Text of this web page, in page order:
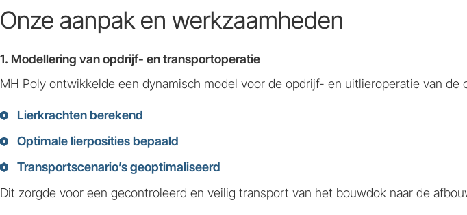
Onze aanpak en werkzaamheden
1. Modellering van opdrijf- en transportoperatie
MH Poly ontwikkelde een dynamisch model voor de opdrijf- en uitlieroperatie van de
Lierkrachten berekend
Optimale lierposities bepaald
Transportscenario’s geoptimaliseerd
Dit zorgde voor een gecontroleerd en veilig transport van het bouwdok naar de